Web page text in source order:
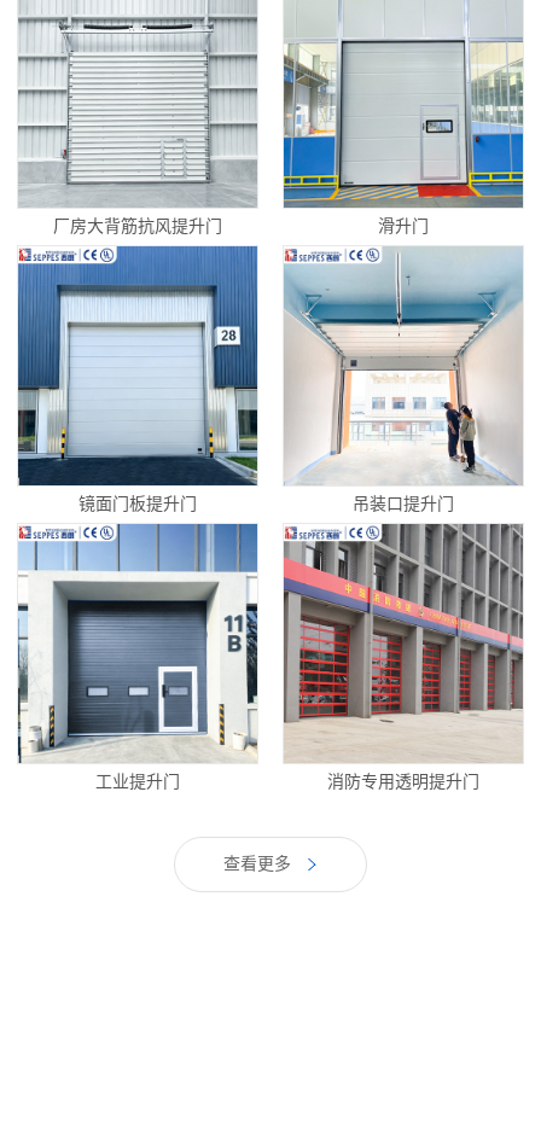
厂房大背筋抗风提升门 滑升门
镜面门板提升门 吊装口提升门
工业提升门 消防专用透明提升门
查看更多